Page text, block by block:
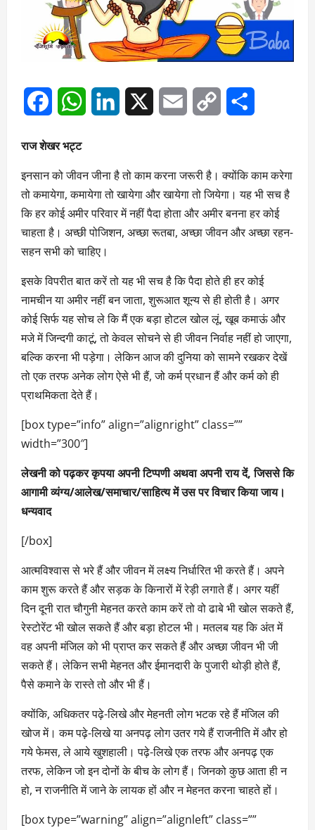
FacebookWhatsAppLinkedIn Email
Copy
राज शेखर भट्ट
इनसान को जीवन जीना है तो काम करना जरूरी है। क्योंकि काम करेगा
तो कमायेगा, कमायेगा तो खायेगा और खायेगा तो जियेगा। यह भी सच है
कि हर कोई अमीर परिवार में नहीं पैदा होता और अमीर बनना हर कोई
चाहता है। अच्छी पोजिशन, अच्छा रूतबा, अच्छा जीवन और अच्छा रहन-
सहन सभी को चाहिए।
इसके विपरीत बात करें तो यह भी सच है कि पैदा होते ही हर कोई
नामचीन या अमीर नहीं बन जाता, शुरूआत शून्य से ही होती है। अगर
कोई सिर्फ यह सोच ले कि मैं एक बड़ा होटल खोल लूं, खूब कमाऊं और
मजे में जिन्दगी काटूं, तो केवल सोचने से ही जीवन निर्वाह नहीं हो जाएगा,
बल्कि करना भी पड़ेगा। लेकिन आज की दुनिया को सामने रखकर देखें
तो एक तरफ अनेक लोग ऐसे भी हैं, जो कर्म प्रधान हैं और कर्म को ही
प्राथमिकता देते हैं।
[box type=”info” align=”alignright” class=””
width=”300″]
लेखनी को पढ़कर कृपया अपनी टिप्पणी अथवा अपनी राय दें, जिससे कि
आगामी व्यंग्य/आलेख/समाचार/साहित्य में उस पर विचार किया जाय।
धन्यवाद
[/box]
आत्मविश्वास से भरे हैं और जीवन में लक्ष्य निर्धारित भी करते हैं। अपने
काम शुरू करते हैं और सड़क के किनारों में रेड़ी लगाते हैं। अगर यहीं
दिन दूनी रात चौगुनी मेहनत करते काम करें तो वो ढाबे भी खोल सकते हैं,
रेस्टोरेंट भी खोल सकते हैं और बड़ा होटल भी। मतलब यह कि अंत में
वह अपनी मंजिल को भी प्राप्त कर सकते हैं और अच्छा जीवन भी जी
सकते हैं। लेकिन सभी मेहनत और ईमानदारी के पुजारी थोड़ी होते हैं,
पैसे कमाने के रास्ते तो और भी हैं।
क्योंकि, अधिकतर पढ़े-लिखे और मेहनती लोग भटक रहे हैं मंजिल की
खोज में। कम पढ़े-लिखे या अनपढ़ लोग उतर गये हैं राजनीति में और हो
गये फेमस, ले आये खुशहाली। पढ़े-लिखे एक तरफ और अनपढ़ एक
तरफ, लेकिन जो इन दोनों के बीच के लोग हैं। जिनको कुछ आता ही न
हो, न राजनीति में जाने के लायक हों और न मेहनत करना चाहते हों।
[box type=”warning” align=”alignleft” class=””